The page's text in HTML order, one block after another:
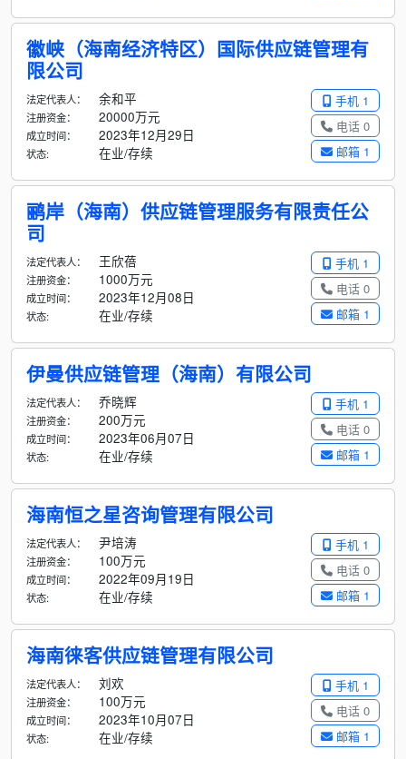
徽峡（海南经济特区）国际供应链管理有
限公司
手机 1
电话 0
邮箱 1
法定代表人： 余和平
注册资金： 20000万元
成立时间： 2023年12月29日
状态: 在业/存续
鹂岸（海南）供应链管理服务有限责任公
司
手机 1
电话 0
邮箱 1
法定代表人： 王欣蓓
注册资金： 1000万元
成立时间： 2023年12月08日
状态: 在业/存续
伊曼供应链管理（海南）有限公司
手机 1
电话 0
邮箱 1
法定代表人： 乔晓辉
注册资金： 200万元
成立时间： 2023年06月07日
状态: 在业/存续
海南恒之星咨询管理有限公司
手机 1
电话 0
邮箱 1
法定代表人： 尹培涛
注册资金： 100万元
成立时间： 2022年09月19日
状态: 在业/存续
海南徕客供应链管理有限公司
手机 1
电话 0
邮箱 1
法定代表人： 刘欢
注册资金： 100万元
成立时间： 2023年10月07日
状态: 在业/存续